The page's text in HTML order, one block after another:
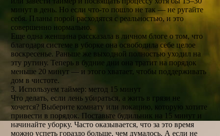
минут в день. Но если что-то пошло не так — не ругайте
себя. Планы порой расходятся с реальностью, и это
совершенно нормально.
Еще одна женщина рассказала в личном блоге о том, что
благодаря системе в уборке она освободила себе целое
воскресенье. Раньше же выходной полностью уходил на
эту рутину. Теперь в будние дни она тратит на порядок
меньше 20 минут — и этого хватает, чтобы поддерживать
дом в чистоте.
3. Используем таймер: метод 15 минут
Что делать, если лень убираться, а жить в грязи не
хочется? Выберите комнату или локацию, которую хотите
привести в порядок. Поставьте будильник на 15 минут и
начинайте уборку. Часто оказывается, что за это время
можно успеть гораздо больше, чем думалось. А если не